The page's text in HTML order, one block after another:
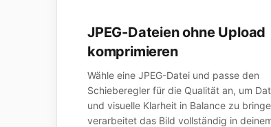
JPEG-Dateien ohne Upload
komprimieren
Wähle eine JPEG-Datei und passe den
Schieberegler für die Qualität an, um
und visuelle Klarheit in Balance zu
verarbeitet das Bild vollständig in